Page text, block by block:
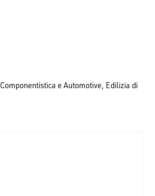
Componentistica e Automotive Edilizia di